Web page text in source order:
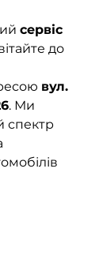
сервіс
до
вул.
. Ми
спектр